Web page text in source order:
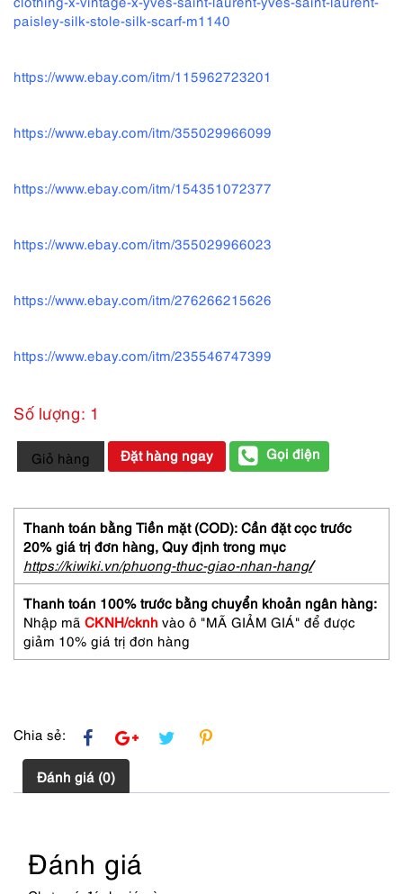
paisley-silk-stole-silk-scarf-m1140
https://www.ebay.com/itm/115962723201
https://www.ebay.com/itm/355029966099
https://www.ebay.com/itm/154351072377
https://www.ebay.com/itm/355029966023
https://www.ebay.com/itm/276266215626
https://www.ebay.com/itm/235546747399
Số lượng: 1
1033-
Khăn
vuông-
Yves
Saint
Laurent
foulards
vintage
scarf
(~100cm
x
Giỏ hàng Đặt hàng ngay Gọi điện
Thanh toán bằng Tiền mặt (COD): Cần đặt cọc trước
20% giá trị đơn hàng, Quy định trong mục
https://kiwiki.vn/phuong-thuc-giao-nhan-hang/
Thanh toán 100% trước bằng chuyển khoản ngân hàng:
Nhập mã CKNH/cknh vào ô "MÃ GIẢM GIÁ" để được
giảm 10% giá trị đơn hàng
Chia sẻ:
Đánh giá (0)
Đánh giá